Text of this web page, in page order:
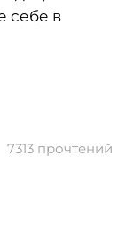
себе в
7313 прочтений